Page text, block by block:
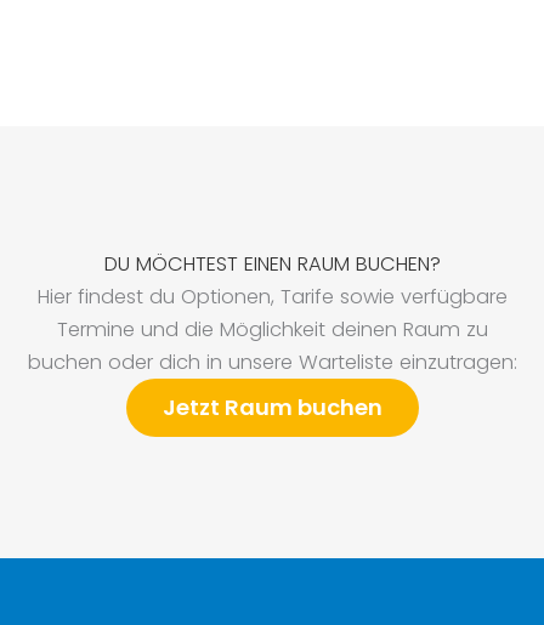
DU MÖCHTEST EINEN RAUM BUCHEN?
Hier findest du Optionen, Tarife sowie verfügbare
Termine und die Möglichkeit deinen Raum zu
buchen oder dich in unsere Warteliste einzutragen:
Jetzt Raum buchen